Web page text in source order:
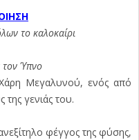
το καλοκαίρι
τον Ύπνο
Μεγαλυνού, ενός από
γενιάς του.
φέγγος της φύσης,